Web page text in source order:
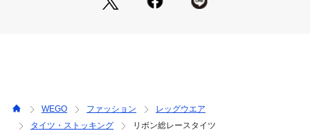
ご了承ください。
WEGO ファッション
レッグウエア
タイツ・ストッキング
リボン総レースタイツ